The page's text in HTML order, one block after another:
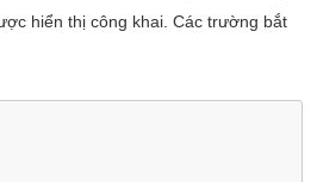
hiển thị công khai. Các trường bắt